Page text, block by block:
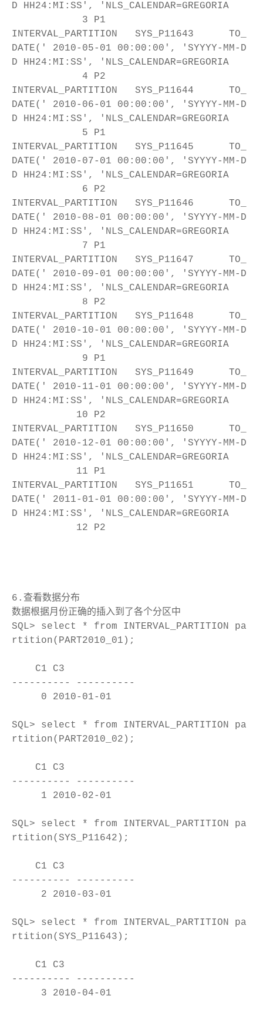
D HH24:MI:SS', 'NLS_CALENDAR=GREGORIA
3 P1
INTERVAL_PARTITION SYS_P11643 TO_
DATE(' 2010-05-01 00:00:00', 'SYYYY-MM-D
D HH24:MI:SS', 'NLS_CALENDAR=GREGORIA
4 P2
INTERVAL_PARTITION SYS_P11644 TO_
DATE(' 2010-06-01 00:00:00', 'SYYYY-MM-D
D HH24:MI:SS', 'NLS_CALENDAR=GREGORIA
5 P1
INTERVAL_PARTITION SYS_P11645 TO_
DATE(' 2010-07-01 00:00:00', 'SYYYY-MM-D
D HH24:MI:SS', 'NLS_CALENDAR=GREGORIA
6 P2
INTERVAL_PARTITION SYS_P11646 TO_
DATE(' 2010-08-01 00:00:00', 'SYYYY-MM-D
D HH24:MI:SS', 'NLS_CALENDAR=GREGORIA
7 P1
INTERVAL_PARTITION SYS_P11647 TO_
DATE(' 2010-09-01 00:00:00', 'SYYYY-MM-D
D HH24:MI:SS', 'NLS_CALENDAR=GREGORIA
8 P2
INTERVAL_PARTITION SYS_P11648 TO_
DATE(' 2010-10-01 00:00:00', 'SYYYY-MM-D
D HH24:MI:SS', 'NLS_CALENDAR=GREGORIA
9 P1
INTERVAL_PARTITION SYS_P11649 TO_
DATE(' 2010-11-01 00:00:00', 'SYYYY-MM-D
D HH24:MI:SS', 'NLS_CALENDAR=GREGORIA
10 P2
INTERVAL_PARTITION SYS_P11650 TO_
DATE(' 2010-12-01 00:00:00', 'SYYYY-MM-D
D HH24:MI:SS', 'NLS_CALENDAR=GREGORIA
11 P1
INTERVAL_PARTITION SYS_P11651 TO_
DATE(' 2011-01-01 00:00:00', 'SYYYY-MM-D
D HH24:MI:SS', 'NLS_CALENDAR=GREGORIA
12 P2
6.查看数据分布
数据根据月份正确的插入到了各个分区中
SQL> select * from INTERVAL_PARTITION pa
rtition(PART2010_01);
C1 C3
---------- ----------
0 2010-01-01
SQL> select * from INTERVAL_PARTITION pa
rtition(PART2010_02);
C1 C3
---------- ----------
1 2010-02-01
SQL> select * from INTERVAL_PARTITION pa
rtition(SYS_P11642);
C1 C3
---------- ----------
2 2010-03-01
SQL> select * from INTERVAL_PARTITION pa
rtition(SYS_P11643);
C1 C3
---------- ----------
3 2010-04-01